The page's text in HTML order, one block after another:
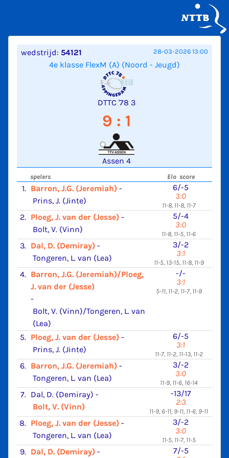
wedstrijd: 54121 28-03-2026 13:00
4e klasse FlexM (A) (Noord - Jeugd)
DTTC '78 3
9 : 1
Assen 4
spelers Elo score
1. Barron, J.G. (Jeremiah) -
Prins, J. (Jinte)
6/-5
3:0
11-8, 11-8, 11-7
2. Ploeg, J. van der (Jesse) -
Bolt, V. (Vinn)
5/-4
3:0
11-8, 11-5, 11-6
3. Dal, D. (Demiray) -
Tongeren, L. van (Lea)
3/-2
3:1
11-5, 13-15, 11-8, 11-9
4. Barron, J.G. (Jeremiah)/Ploeg,
J. van der (Jesse)
-
Bolt, V. (Vinn)/Tongeren, L. van
(Lea)
-/-
3:1
5-11, 11-2, 11-7, 11-9
5. Ploeg, J. van der (Jesse) -
Prins, J. (Jinte)
6/-5
3:1
11-7, 11-2, 11-13, 11-2
6. Barron, J.G. (Jeremiah) -
Tongeren, L. van (Lea)
3/-2
3:0
11-9, 11-6, 16-14
7. Dal, D. (Demiray) -
Bolt, V. (Vinn)
-13/17
2:3
11-9, 6-11, 9-11, 11-6, 9-11
8. Ploeg, J. van der (Jesse) -
Tongeren, L. van (Lea)
3/-2
3:0
11-5, 11-7, 11-5
9. Dal, D. (Demiray) -
7/-5